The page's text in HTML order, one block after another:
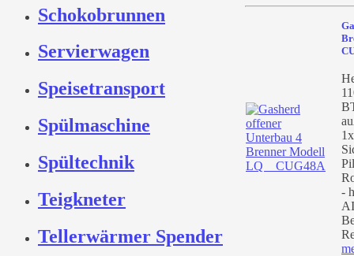
Schokobrunnen
Servierwagen
Speisetransport
Spülmaschine
Spültechnik
Teigkneter
Tellerwärmer Spender
-